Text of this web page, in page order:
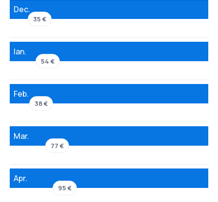
Dec.
35 €
Ian.
54 €
Feb.
38 €
Mar.
77 €
Apr.
95 €